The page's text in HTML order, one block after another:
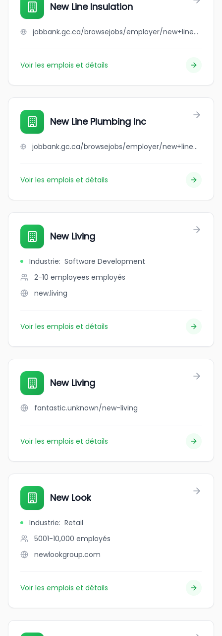
New Line Insulation
jobbank.gc.ca/browsejobs/employer/new+line+insulation/ca
Voir les emplois et détails
New Line Plumbing Inc
jobbank.gc.ca/browsejobs/employer/new+line+plumbing+inc/ca
Voir les emplois et détails
New Living
Industrie: Software Development
2-10 employees employés
new.living
Voir les emplois et détails
New Living
fantastic.unknown/new-living
Voir les emplois et détails
New Look
Industrie: Retail
5001-10,000 employés
newlookgroup.com
Voir les emplois et détails